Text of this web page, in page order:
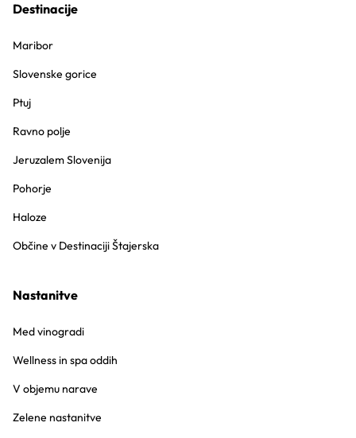
Destinacije
Maribor
Slovenske gorice
Ptuj
Ravno polje
Jeruzalem Slovenija
Pohorje
Haloze
Občine v Destinaciji Štajerska
Nastanitve
Med vinogradi
Wellness in spa oddih
V objemu narave
Zelene nastanitve